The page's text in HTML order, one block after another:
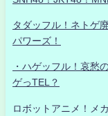
タダッフル！ネトゲ
パワーズ！
・ハゲッフル！哀愁
ゲっTEL？
ロボットアニメ！メ